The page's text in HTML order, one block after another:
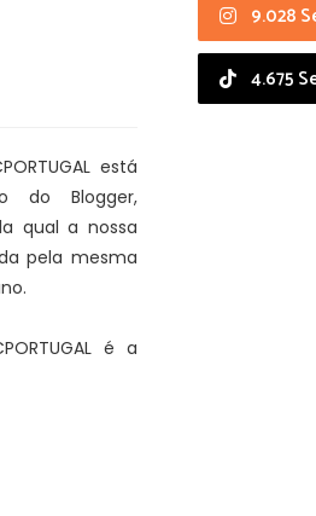
está
do Blogger,
qual a nossa
pela mesma
é a
9.028
4.675